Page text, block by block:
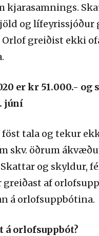
kjarasamnings.
og lífeyrissjóður
greiðist ekki
er kr 51.000.- og
júní
tala og tekur
skv. öðrum
og skyldur,
af
á orlofsuppbótina.
orlofsuppbót?